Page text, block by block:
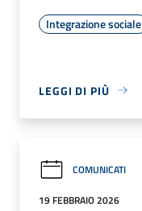
Integrazione sociale
LEGGI DI PIÙ
COMUNICATI
19 FEBBRAIO 2026